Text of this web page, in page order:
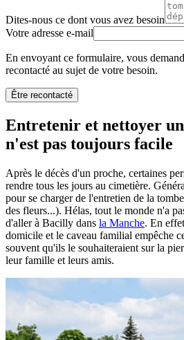
Dites-nous ce dont vous avez besoin
Votre adresse e-mail
En envoyant ce formulaire, vous
recontacté au sujet de votre besoin.
Être recontacté
Entretenir et nettoyer
n'est pas toujours facile
Après le décès d'un proche, certaines
rendre tous les jours au cimetière.
pour se charger de l'entretien de la
des fleurs...). Hélas, tout le monde n'a
d'aller à Bacilly dans la Manche. En
domicile et le caveau familial empêche
souvent qu'ils le souhaiteraient sur la
leur famille et leurs amis.